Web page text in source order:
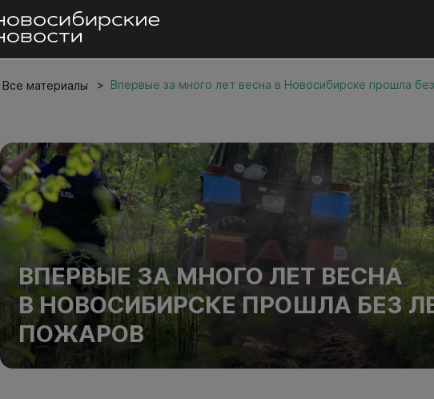
Все материалы Впервые за много лет весна в Новосибирске прошла
ВПЕРВЫЕ ЗА МНОГО ЛЕТ ВЕСНА
В НОВОСИБИРСКЕ ПРОШЛА БЕЗ
ПОЖАРОВ